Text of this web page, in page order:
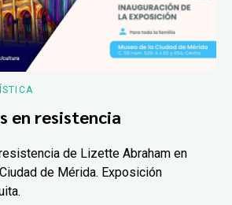
en resistencia
de Lizette Abraham en
de Mérida. Exposición